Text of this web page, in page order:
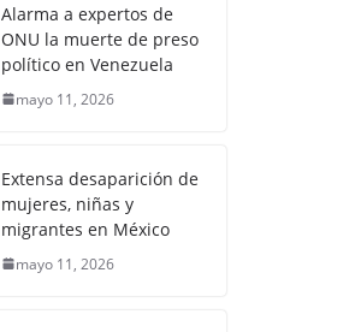
Alarma a expertos de
ONU la muerte de preso
político en Venezuela
mayo 11, 2026
Extensa desaparición de
mujeres, niñas y
migrantes en México
mayo 11, 2026